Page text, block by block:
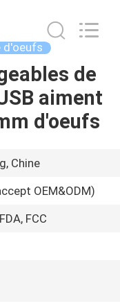
d'oeufs
de
aiment
d'oeufs
Chine
OEM&ODM)
FCC